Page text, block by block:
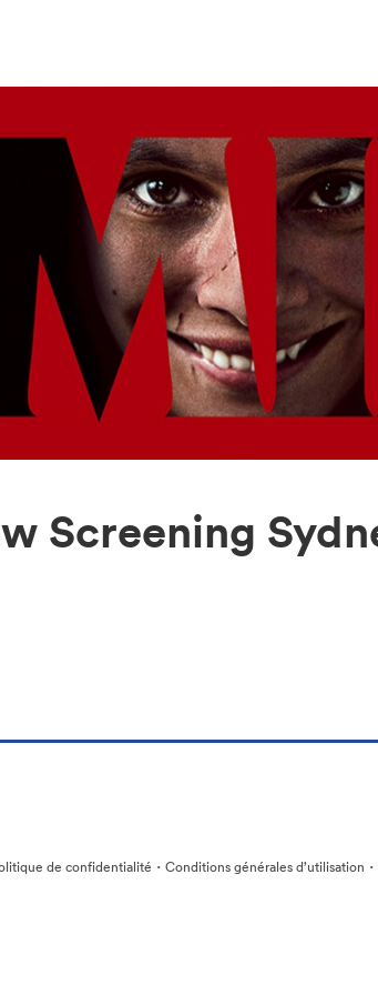
Screening
de confidentialité · Conditions générales d’utilisation ·